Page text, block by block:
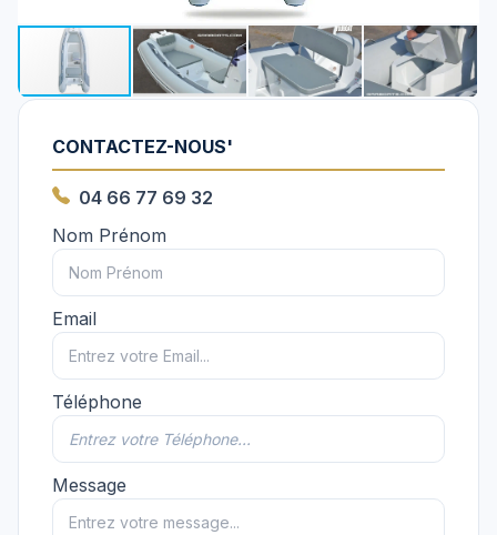
CONTACTEZ-NOUS'
04 66 77 69 32
Nom Prénom
Email
Téléphone
Message